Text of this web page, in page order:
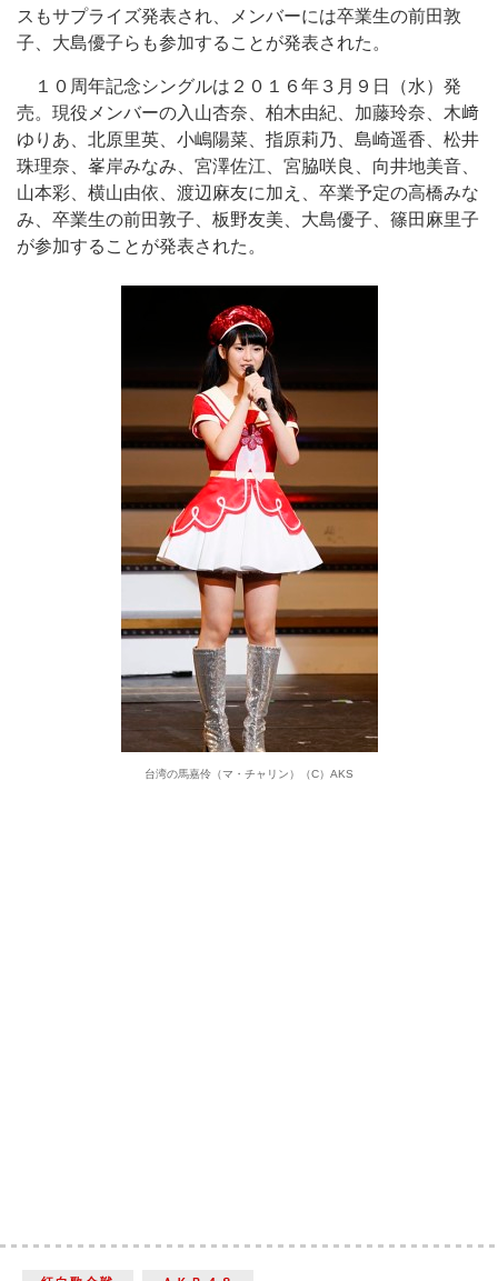
スもサプライズ発表され、メンバーには卒業生の前田敦
子、大島優子らも参加することが発表された。
１０周年記念シングルは２０１６年３月９日（水）発
売。現役メンバーの入山杏奈、柏木由紀、加藤玲奈、木﨑
ゆりあ、北原里英、小嶋陽菜、指原莉乃、島崎遥香、松井
珠理奈、峯岸みなみ、宮澤佐江、宮脇咲良、向井地美音、
山本彩、横山由依、渡辺麻友に加え、卒業予定の高橋みな
み、卒業生の前田敦子、板野友美、大島優子、篠田麻里子
が参加することが発表された。
台湾の馬嘉伶（マ・チャリン）（C）AKS